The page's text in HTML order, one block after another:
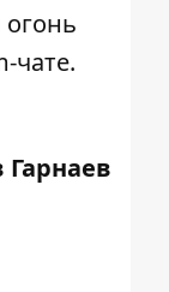
чате.
Гарнаев